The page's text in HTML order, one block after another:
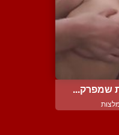
שמפרק...